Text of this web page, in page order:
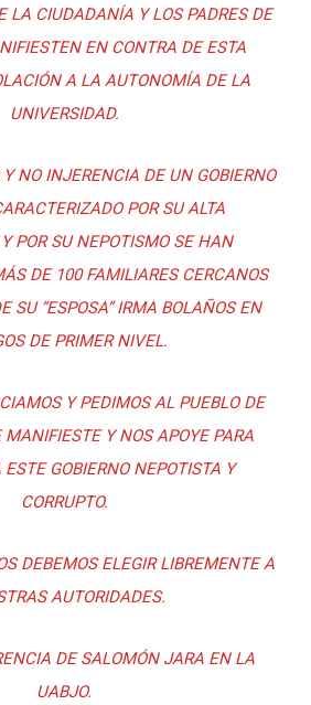
LA CIUDADANÍA Y LOS PADRES DE
EN CONTRA DE ESTA
A LA AUTONOMÍA DE LA
UNIVERSIDAD.
NO INJERENCIA DE UN GOBIERNO
POR SU ALTA
POR SU NEPOTISMO SE HAN
DE 100 FAMILIARES CERCANOS
SU “ESPOSA” IRMA BOLAÑOS EN
DE PRIMER NIVEL.
Y PEDIMOS AL PUEBLO DE
MANIFIESTE Y NOS APOYE PARA
GOBIERNO NEPOTISTA Y
CORRUPTO.
DEBEMOS ELEGIR LIBREMENTE A
AUTORIDADES.
DE SALOMÓN JARA EN LA
UABJO.